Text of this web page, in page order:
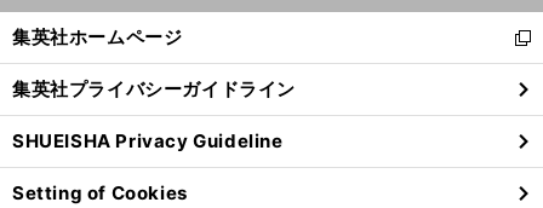
閉
る
集英社ホームページ
新
し
い
ウ
ィ
ン
ド
集英社プライバシーガイドライン
SHUEISHA Privacy Guideline
Setting of Cookies